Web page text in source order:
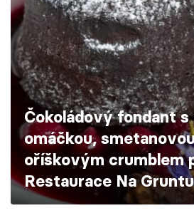
Články
TV Program
Škola vaření
Recepty z TV
Speciál: Cuketa
Těhotnej kuchař
Čokoládový fondant
omáčkou,
oříškovým crumblem
Restaurace Na Gruntu